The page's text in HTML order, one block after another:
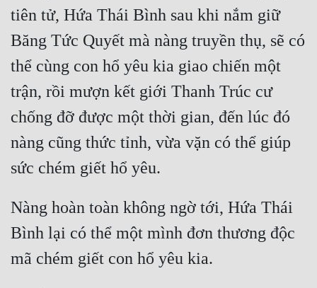
Hài Hước
Hệ Thống
Học Đường
Khoa Huyễn
Khoa Huyễn Không Gian
Kỳ Huyễn
Kỳ Ảo
Linh Dị
tiên tử, Hứa Thái Bình sau khi nắm giữ
Băng Tức Quyết mà nàng truyền thụ, sẽ có
thể cùng con hổ yêu kia giao chiến một
trận, rồi mượn kết giới Thanh Trúc cư
chống đỡ được một thời gian, đến lúc đó
nàng cũng thức tỉnh, vừa vặn có thể giúp
Nàng hoàn toàn không ngờ tới, Hứa Thái
Bình lại có thể một mình đơn thương độc